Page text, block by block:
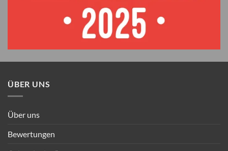
ÜBER UNS
Über uns
Bewertungen